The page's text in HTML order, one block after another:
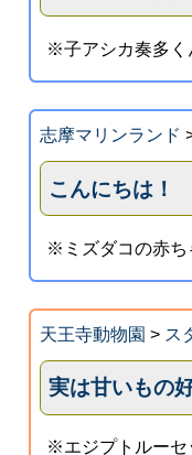
※子アシカ奏多く
志摩マリンランド
こんにちは！
※ミズダコの赤ち
天王寺動物園 > ス
実は甘いもの
※エジプトルーセ